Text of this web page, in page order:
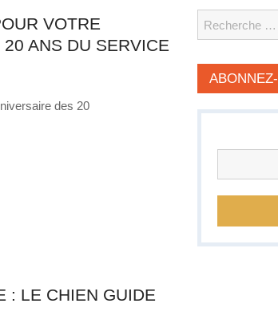
VOTRE
20 ANS DU SERVICE
des 20
: LE CHIEN GUIDE
Search